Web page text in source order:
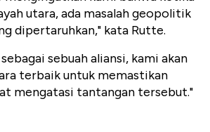
utara, ada masalah geopolitik
dipertaruhkan," kata Rutte.
sebuah aliansi, kami akan
terbaik untuk memastikan
mengatasi tantangan tersebut."